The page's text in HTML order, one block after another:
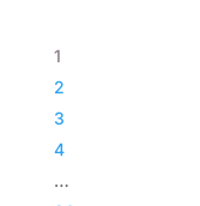
1
2
3
4
…